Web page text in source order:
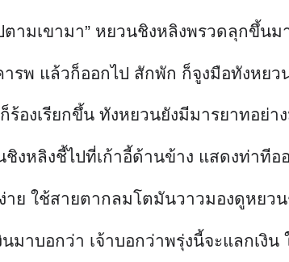
ามเขามา” หยวนชิงหลิงพรวดลุกขึ้นม
รพ แล้วก็ออกไป สักพัก ก็จูงมือทังหยว
ร้องเรียกขึ้น ทังหยวนยังมีมารยาทอย่า
ชิงหลิงชี้ไปที่เก้าอี้ด้านข้าง แสดงท่าทีอ
าย ใช้สายตากลมโตมันวาวมองดูหยว
นมาบอกว่า เจ้าบอกว่าพรุ่งนี้จะแลกเงิ